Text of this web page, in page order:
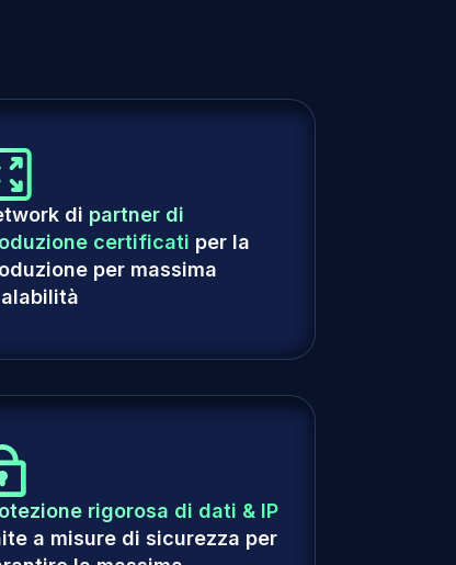
di partner di
certificati per la
per massima
rigorosa di dati & IP
a misure di sicurezza per